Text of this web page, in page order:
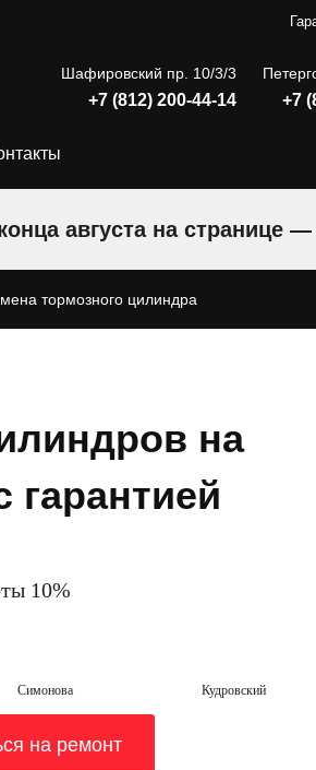
Шафировский пр. 10/3/3
+7 (812) 200-44-14 +7
августа на странице
тормозного цилиндра
на
гарантией
10%
Симонова Кудровский
на ремонт